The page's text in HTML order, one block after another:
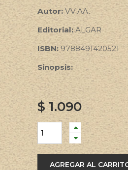
Autor: VV.AA.
Editorial:ALGAR
ISBN: 9788491420521
Sinopsis:
$1.090
AGREGAR AL